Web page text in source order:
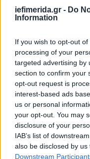
iefimerida.gr - Do
Information
If you wish to opt-out
processing of your
targeted advertising by
section to confirm your
opt-out request is
interest-based ads
us or personal
your opt-out. You may
disclosure of your
IAB’s list of
also be disclosed by
Downstream